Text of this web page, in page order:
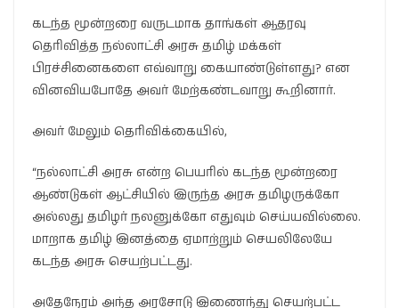
கடந்த மூன்றரை வருடமாக தாங்கள் ஆதரவு
தெரிவித்த நல்லாட்சி அரசு தமிழ் மக்கள்
பிரச்சினைகளை எவ்வாறு கையாண்டுள்ளது? என
வினவியபோதே அவர் மேற்கண்டவாறு கூறினார்.
அவர் மேலும் தெரிவிக்கையில்,
“நல்லாட்சி அரசு என்ற பெயரில் கடந்த மூன்றரை
ஆண்டுகள் ஆட்சியில் இருந்த அரசு தமிழருக்கோ
அல்லது தமிழர் நலனுக்கோ எதுவும் செய்யவில்லை.
மாறாக தமிழ் இனத்தை ஏமாற்றும் செயலிலேயே
கடந்த அரசு செயற்பட்டது.
அதேநேரம் அந்த அரசோடு இணைந்து செயற்பட்ட